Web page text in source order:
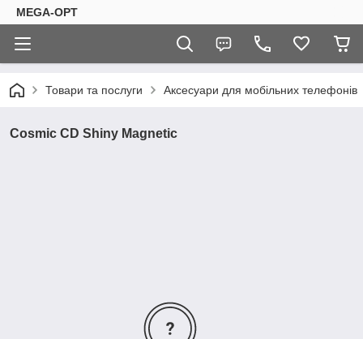
MEGA-OPT
Товари та послуги Аксесуари для мобільних телефонів
Cosmic CD Shiny Magnetic